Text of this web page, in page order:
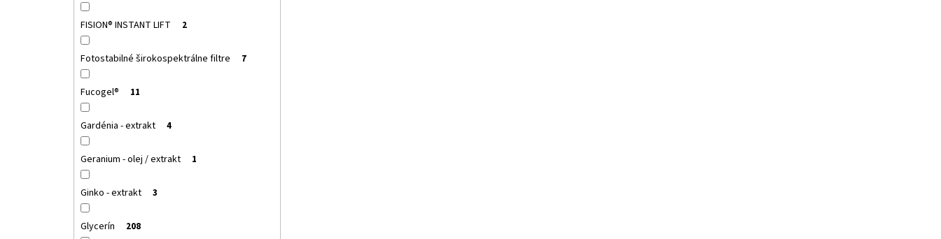
FISION® INSTANT LIFT 2
Fotostabilné širokospektrálne filtre 7
Fucogel® 11
Gardénia - extrakt 4
Geranium - olej / extrakt 1
Ginko - extrakt 3
Glycerín 208